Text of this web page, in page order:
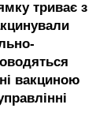
триває з
вакциною